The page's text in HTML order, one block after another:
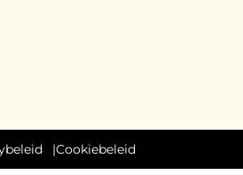
Cookiebeleid